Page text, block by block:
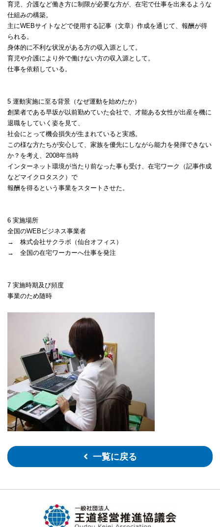
育児、介護など働き方に制限が必要な方が、在宅で仕事を出来るような
仕組みの構築。
主にWEBサイトなどで使用する記事（文章）作成を通じて、報酬が得
られる。
身体的に不利な状況がある方の収入源として。
育児や介護により外で働けない方の収入源として。
仕事を依頼している。
5 運動実施に至る背景（なぜ運動を始めたか）
創業者である早坂が以前勤めていた会社で、才能ある女性が出産を機に
退職をしていく姿を見て、
社会にとって機会損失が生まれていると実感。
この様な方たちが安心して、家族を優先にしながら能力を発揮できない
か？を考え、 2008年当時
インターネット環境が当たり前なった事も受け、在宅ワーク（記事作成
などマイクロタスク）で
報酬を得るという事業をスタートさせた。
6 実施場所
全国のWEB ビジネス事業者
→
株式会社サクラボ（仙台オフィス）
→
全国の在宅ワーカーへ仕事を発注
7 実施時期及び頻度
事業のため随時
一覧に戻る